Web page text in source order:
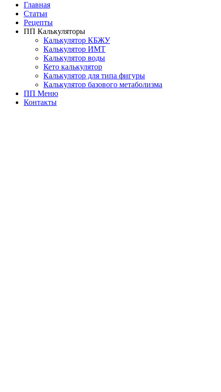
Главная
Статьи
Рецепты
ПП Калькуляторы
Калькулятор КБЖУ
Калькулятор ИМТ
Калькулятор воды
Кето калькулятор
Калькулятор для типа фигуры
Калькулятор базового метаболизма
ПП Меню
Контакты